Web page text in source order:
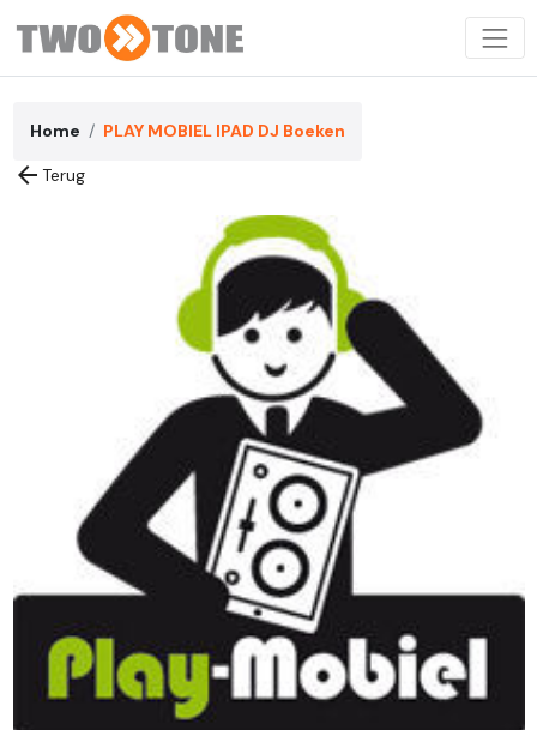
Home PLAY MOBIEL IPAD DJ Boeken
arrow_back Terug